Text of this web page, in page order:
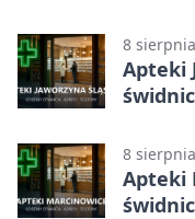
8
Apteki
8
Apteki